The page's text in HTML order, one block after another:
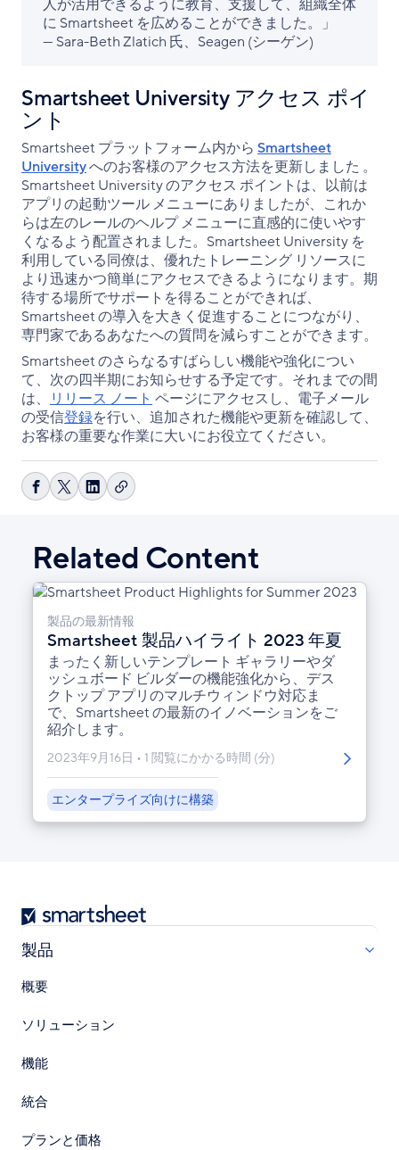
人が活用できるように教育、支援して、組織全体
に Smartsheet を広めることができました。」
— Sara-Beth Zlatich 氏、Seagen (シーゲン)
Smartsheet University アクセス ポイ
ント
Smartsheet プラットフォーム内から Smartsheet
Universityへのお客様のアクセス方法を更新しました 。
Smartsheet University のアクセス ポイントは、以前は
アプリの起動ツール メニューにありましたが、これか
らは左のレールのヘルプ メニューに直感的に使いやす
くなるよう配置されました。Smartsheet University を
利用している同僚は、優れたトレーニング リソースに
より迅速かつ簡単にアクセスできるようになります。期
待する場所でサポートを得ることができれば、
Smartsheet の導入を大きく促進することにつながり、
専門家であるあなたへの質問を減らすことができます。
Smartsheet のさらなるすばらしい機能や強化につい
て、次の四半期にお知らせする予定です。それまでの間
は、
リリース ノート ページにアクセスし、電子メール
の受信登録を行い、追加された機能や更新を確認して、
お客様の重要な作業に大いにお役立てください。
Facebook
ェ
ア
ShareLinkedIn
ェ
ア
リ
を
コ
ピ
Related Content
製品の最新情報
Smartsheet 製品ハイライト 2023 年夏
まったく新しいテンプレート ギャラリーやダ
ッシュボード ビルダーの機能強化から、デス
クトップ アプリのマルチウィンドウ対応ま
で、Smartsheet の最新のイノベーションをご
紹介します。
2023年9月16日 1 閲覧にかかる時間 (分)
エンタープライズ向けに構築
Smartsheet
製品
概要
ソリューション
機能
統合
プランと価格